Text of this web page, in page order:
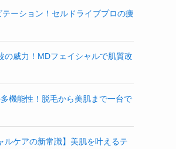
テーション！セルドライブプロの痩
の威力！MDフェイシャルで肌質改
機能性！脱毛から美肌まで一台で
ルケアの新常識】美肌を叶えるテ